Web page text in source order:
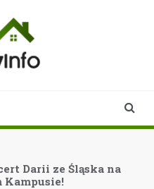
Darii ze Śląska na